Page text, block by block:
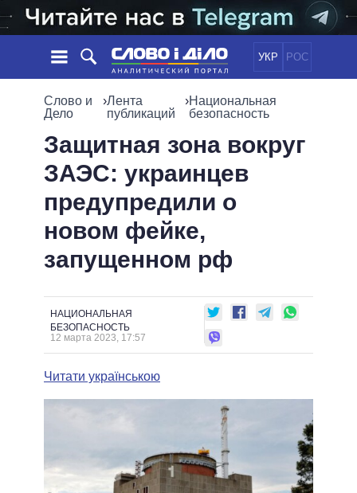
УКР РОС
НОВОСТИ
СОБЫТИЯ
СТАТЬИ
МНЕНИЯ
ОБЗОРЫ
ДАЙДЖЕСТЫ
ОБЩЕСТВО
МИР
ПОЛИТИКИ
ВСЕ ПОЛИТИКИ
ПРЕЗИДЕНТ И ОФИС
ВЕРХОВНАЯ РАДА
КАБИНЕТ МИНИСТРОВ
ГЛАВЫ ОБЛАДМИНИСТРАЦИЙ
МЭРЫ
ВСЕ ПЕРСОНЫ
ИНФОГРАФИКА
ВИДЕО
ПОДДЕРЖАТЬ
СРАВНЕНИЕ ПОЛИТИКОВ
Слово и
Дело
›Лента
публикаций
›Национальная
безопасность
Защитная зона вокруг
ЗАЭС: украинцев
предупредили о
новом фейке,
запущенном рф
НАЦИОНАЛЬНАЯ
БЕЗОПАСНОСТЬ
12 марта 2023, 17:57
Читати українською